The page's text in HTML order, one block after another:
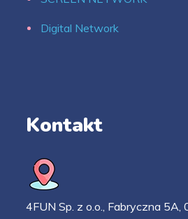
Digital Network
Kontakt
4FUN Sp. z o.o., Fabryczna 5A,